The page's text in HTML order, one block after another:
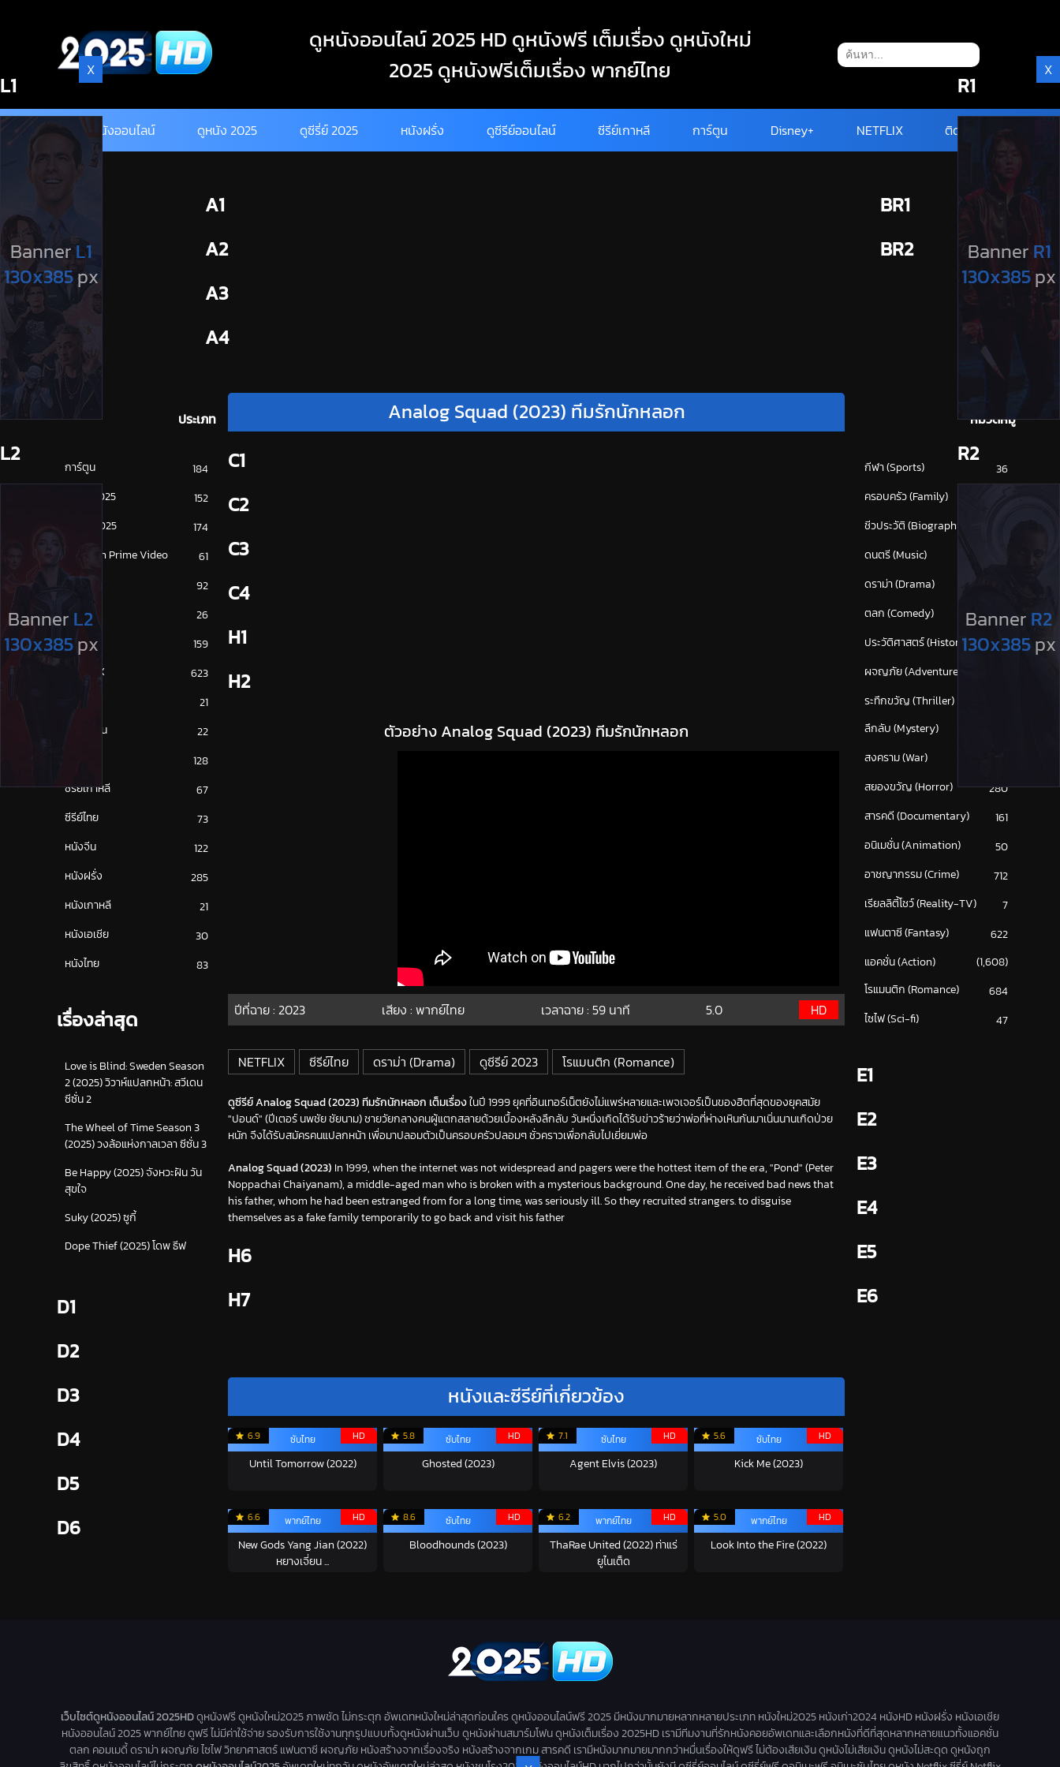
ดูหนังออนไลน์ 2025 HD ดูหนังฟรี เต็มเรื่อง ดูหนังใหม่
2025 ดูหนังฟรีเต็มเรื่อง พากย์ไทย
ดูหนังออนไลน์ ดูหนัง 2025 ดูซีรี่ย์ 2025 หนังฝรั่ง ดูซีรีย์ออนไลน์ ซีรีย์เกาหลี การ์ตูน Disney+ NETFLIX ติดต่อ
BL2
A1
A2
A3
A4
BR1
BR2
ประเภท
การ์ตูน
184
ดูซีรี่ย์ 2025
152
ดูหนัง 2025
174
Amazon Prime Video
61
Disney+
92
HBO
26
iQiYi
159
NETFLIX
623
21
ซีรีย์ญี่ปุ่น
22
128
ซีรีย์เกาหลี
67
ซีรีย์ไทย
73
หนังจีน
122
หนังฝรั่ง
285
หนังเกาหลี
21
หนังเอเชีย
30
หนังไทย
83
เรื่องล่าสุด
Love is Blind: Sweden Season
2 (2025) วิวาห์แปลกหน้า: สวีเดน
ซีซั่น 2
The Wheel of Time Season 3
(2025) วงล้อแห่งกาลเวลา ซีซั่น 3
Be Happy (2025) จังหวะฝัน วัน
สุขใจ
Suky (2025) ซูกี้
Dope Thief (2025) โดพ ธีฟ
D1
D2
D3
D4
D5
D6
Analog Squad (2023) ทีมรักนักหลอก
C1
C2
C3
C4
H1
H2
ตัวอย่าง Analog Squad (2023) ทีมรักนักหลอก
ปีที่ฉาย : 2023 เสียง : พากย์ไทย เวลาฉาย : 59 นาที 5.0 HD
NETFLIX ซีรีย์ไทย ดราม่า (Drama) ดูซีรีย์ 2023 โรแมนติก (Romance)
ดูซีรีย์ Analog Squad (2023) ทีมรักนักหลอก เต็มเรื่องในปี 1999 ยุคที่อินเทอร์เน็ตยังไม่แพร่หลายและเพจเจอร์เป็นของฮิตที่สุดของยุคสมัย
"ปอนด์" (ปีเตอร์ นพชัย ชัยนาม) ชายวัยกลางคนผู้แตกสลายด้วยเบื้องหลังลึกลับ วันหนึ่งเกิดได้รับข่าวร้ายว่าพ่อที่ห่างเหินกันมาเนิ่นนานเกิดป่วย
หนัก จึงได้รับสมัครคนแปลกหน้า เพื่อมาปลอมตัวเป็นครอบครัวปลอมๆ ชั่วคราวเพื่อกลับไปเยี่ยมพ่อ
Analog Squad (2023) In 1999, when the internet was not widespread and pagers were the hottest item of the era, "Pond" (Peter
Noppachai Chaiyanam), a middle-aged man who is broken with a mysterious background. One day, he received bad news that
his father, whom he had been estranged from for a long time, was seriously ill. So they recruited strangers. to disguise
themselves as a fake family temporarily to go back and visit his father
H6
H7
หนังและซีรีย์ที่เกี่ยวข้อง
6.9 HD
ซับไทย
Until Tomorrow (2022)
5.8 HD
ซับไทย
Ghosted (2023)
7.1 HD
ซับไทย
Agent Elvis (2023)
5.6 HD
ซับไทย
Kick Me (2023)
6.6 HD
พากย์ไทย
New Gods Yang Jian (2022)
หยางเจี่ยน ...
8.6 HD
ซับไทย
Bloodhounds (2023)
6.2 HD
พากย์ไทย
ThaRae United (2022) ท่าแร่
ยูไนเต็ด
5.0 HD
พากย์ไทย
Look Into the Fire (2022)
หมวดหมู่
กีฬา (Sports)
36
ครอบครัว (Family)
ชีวประวัติ (Biography)
ดนตรี (Music)
ดราม่า (Drama)
ตลก (Comedy)
590
ประวัติศาสตร์ (History)
39
ผจญภัย (Adventure)
ระทึกขวัญ (Thriller)
ลึกลับ (Mystery)
สงคราม (War)
สยองขวัญ (Horror)
280
สารคดี (Documentary)
161
อนิเมชั่น (Animation)
50
อาชญากรรม (Crime)
712
เรียลลิตี้โชว์ (Reality-TV)
7
แฟนตาซี (Fantasy)
622
แอคชั่น (Action)
(1,608)
โรแมนติก (Romance)
684
ไซไฟ (Sci-fi)
47
E1
E2
E3
E4
E5
E6
X
L1
L2
X
R1
R2
เว็บไซต์ดูหนังออนไลน์ 2025HDดูหนังฟรี ดูหนังใหม่2025 ภาพชัด ไม่กระตุก อัพเดทหนังใหม่ล่าสุดก่อนใคร ดูหนังออนไลน์ฟรี 2025 มีหนังมากมายหลากหลายประเภท หนังใหม่2025 หนังเก่า2024 หนังHD หนังฝรั่ง หนังเอเชีย
หนังออนไลน์ 2025 พากย์ไทย ดูฟรี ไม่มีค่าใช้จ่าย รองรับการใช้งานทุกรูปแบบทั้งดูหนังผ่านเว็บ ดูหนังผ่านสมาร์มโฟน ดูหนังเต็มเรื่อง 2025HD เรามีทีมงานที่รักหนังคอยอัพเดทและเลือกหนังที่ดีที่สุดหลากหลายแนวทั้งแอคชั่น
ตลก คอมเมดี้ ดราม่า ผจญภัย ไซไฟ วิทยาศาสตร์ แฟนตาซี ผจญภัย หนังสร้างจากเรื่องจริง หนังสร้างจากเกม สารคดี เรามีหนังมากมายมากกว่าหมื่นเรื่องให้ดูฟรี ไม่ต้องเสียเงิน ดูหนังไม่เสียเงิน ดูหนังไม่สะดุด ดูหนังถูก